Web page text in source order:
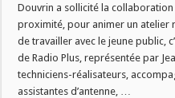
Douvrin a sollicité la
proximité, pour animer un atelier
de travailler avec le jeune public,
de Radio Plus, représentée par
techniciens-réalisateurs,
assistantes d’antenne, …